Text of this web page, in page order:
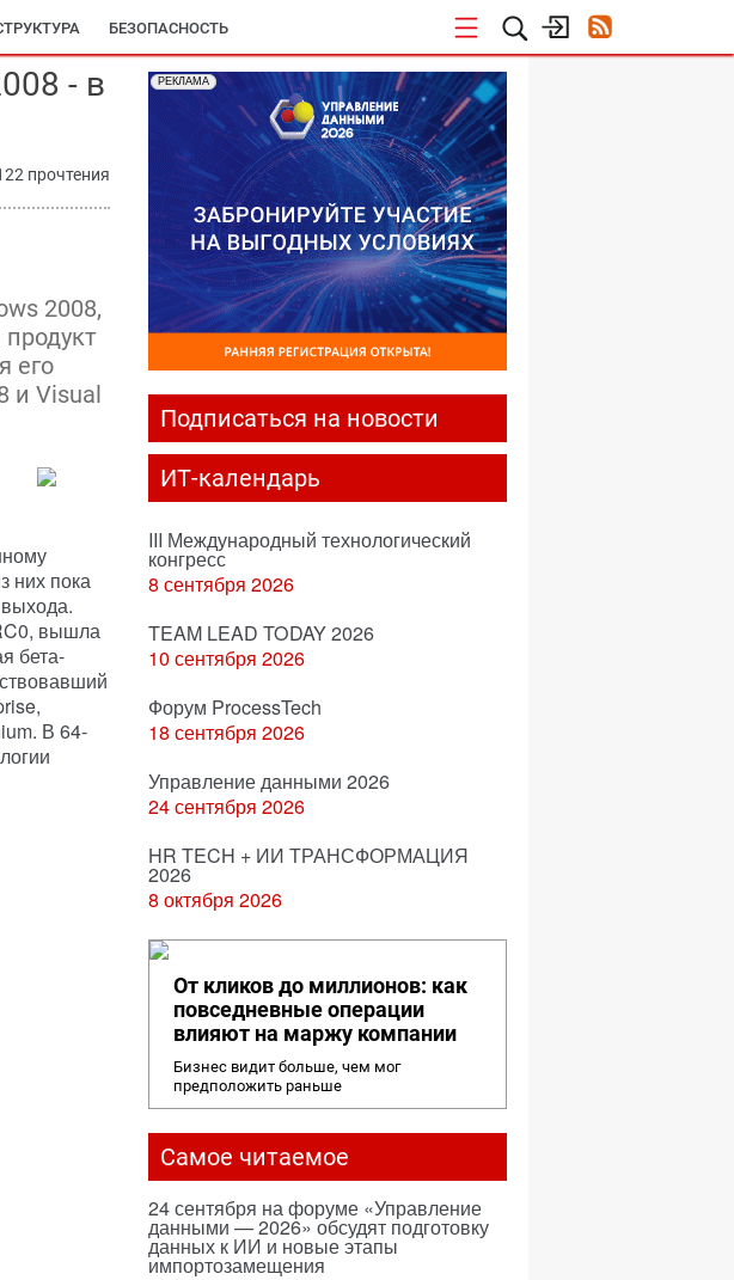
БЕЗОПАСНОСТЬ
- в
прочтения
2008,
его
и Visual
них пока
вышла
бета-
В 64-
РЕКЛАМА
Подписаться на новости
ИТ-календарь
III Международный технологический
конгресс
8 сентября 2026
TEAM LEAD TODAY 2026
10 сентября 2026
Форум ProcessTech
18 сентября 2026
Управление данными 2026
24 сентября 2026
HR TECH + ИИ ТРАНСФОРМАЦИЯ
2026
8 октября 2026
От кликов до миллионов: как
повседневные операции
влияют на маржу компании
Бизнес видит больше, чем мог
предположить раньше
Самое читаемое
24 сентября на форуме «Управление
данными — 2026» обсудят подготовку
данных к ИИ и новые этапы
импортозамещения